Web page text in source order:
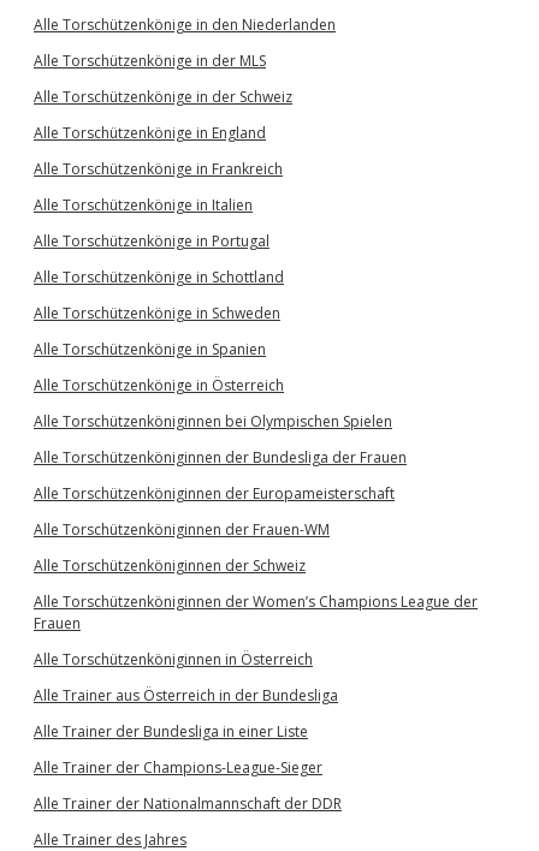
Alle Torschützenkönige in den Niederlanden
Alle Torschützenkönige in der MLS
Alle Torschützenkönige in der Schweiz
Alle Torschützenkönige in England
Alle Torschützenkönige in Frankreich
Alle Torschützenkönige in Italien
Alle Torschützenkönige in Portugal
Alle Torschützenkönige in Schottland
Alle Torschützenkönige in Schweden
Alle Torschützenkönige in Spanien
Alle Torschützenkönige in Österreich
Alle Torschützenköniginnen bei Olympischen Spielen
Alle Torschützenköniginnen der Bundesliga der Frauen
Alle Torschützenköniginnen der Europameisterschaft
Alle Torschützenköniginnen der Frauen-WM
Alle Torschützenköniginnen der Schweiz
Alle Torschützenköniginnen der Women’s Champions League der
Frauen
Alle Torschützenköniginnen in Österreich
Alle Trainer aus Österreich in der Bundesliga
Alle Trainer der Bundesliga in einer Liste
Alle Trainer der Champions-League-Sieger
Alle Trainer der Nationalmannschaft der DDR
Alle Trainer des Jahres